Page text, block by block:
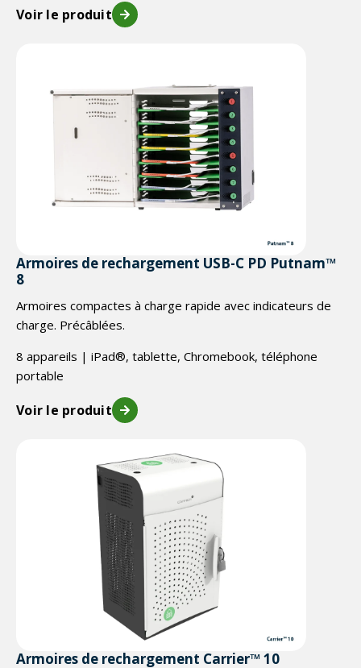
Voir le produit
Armoires de rechargement USB-C PD Putnam™
8
Armoires compactes à charge rapide avec indicateurs de
charge. Précâblées.
8 appareils | iPad®, tablette, Chromebook, téléphone
portable
Voir le produit
Armoires de rechargement Carrier™ 10